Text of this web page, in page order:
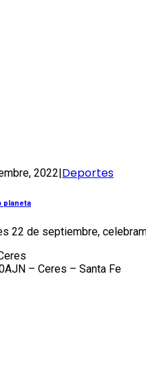
2022|Deportes
planeta
22 de septiembre,
– Ceres – Santa Fe